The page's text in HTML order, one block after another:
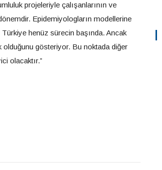
projeleriyle çalışanlarının ve
Epidemiyologların modellerine
henüz sürecin başında. Ancak
olduğunu gösteriyor. Bu noktada diğer
olacaktır.”